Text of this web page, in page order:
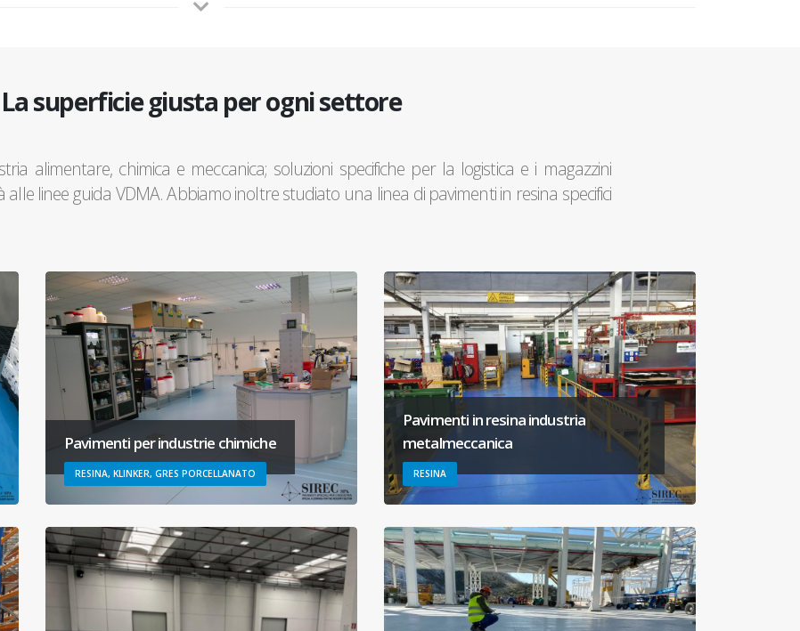
La superficie giusta per ogni settore
alimentare, chimica e meccanica; soluzioni specifiche per la logistica e i magazzini
linee guida VDMA. Abbiamo inoltre studiato una linea di pavimenti in resina specifici
Pavimenti per industrie chimiche
RESINA, KLINKER, GRES PORCELLANATO
Pavimenti in resina industria
metalmeccanica
RESINA